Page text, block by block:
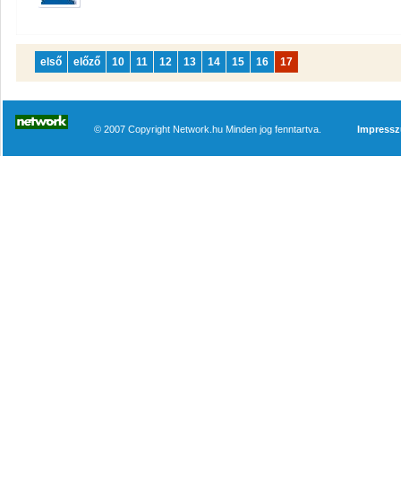
első előző 10 11 12 13 14 15 16 17
© 2007 Copyright Network.hu Minden jog fenntartva.